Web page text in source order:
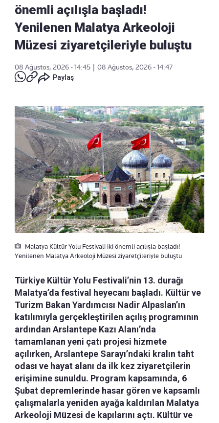
önemli açılışla başladı!
Yenilenen Malatya Arkeoloji
Müzesi ziyaretçileriyle buluştu
08 Ağustos, 2026 - 14:45
08 Ağustos, 2026 - 14:47
Paylaş
Malatya Kültür Yolu Festivali iki önemli açılışla başladı!
Yenilenen Malatya Arkeoloji Müzesi ziyaretçileriyle buluştu
Türkiye Kültür Yolu Festivali’nin 13. durağı
Malatya’da festival heyecanı başladı. Kültür ve
Turizm Bakan Yardımcısı Nadir Alpaslan’ın
katılımıyla gerçekleştirilen açılış programının
ardından Arslantepe Kazı Alanı’nda
tamamlanan yeni çatı projesi hizmete
açılırken, Arslantepe Sarayı’ndaki kralın taht
odası ve hayat alanı da ilk kez ziyaretçilerin
erişimine sunuldu. Program kapsamında, 6
Şubat depremlerinde hasar gören ve kapsamlı
çalışmalarla yeniden ayağa kaldırılan Malatya
Arkeoloji Müzesi de kapılarını açtı. Kültür ve